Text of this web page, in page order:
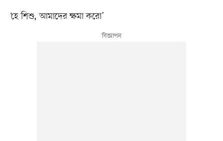
‘হে শিশু, আমাদের ক্ষমা করো’